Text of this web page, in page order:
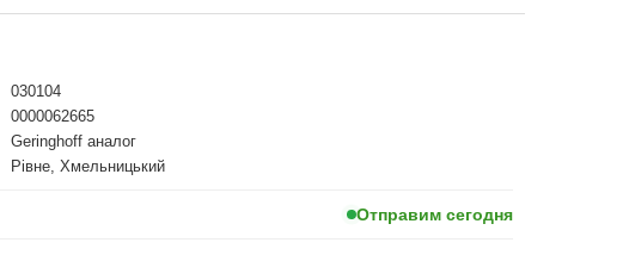
030104
0000062665
Geringhoff аналог
Рівне, Хмельницький
Отправим сегодня